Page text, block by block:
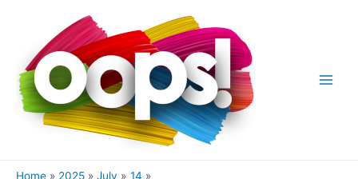
Home 2025 July
14